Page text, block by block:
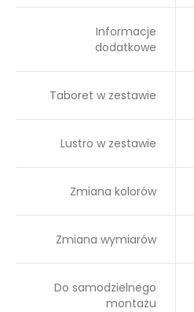
Informacje
dodatkowe
Taboret w zestawie
Lustro w zestawie
Zmiana kolorów
Zmiana wymiarów
Do samodzielnego
montażu